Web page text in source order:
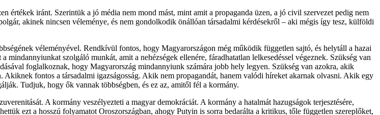
értékek iránt. Szerintük a jó média nem mond mást, mint amit a propaganda üzen, a jó civil szervezet pedig nem
akinek nincsen véleménye, és nem gondolkodik önállóan társadalmi kérdésekről – aki mégis így tesz, külföldi
véleményével. Rendkívül fontos, hogy Magyarországon még működik független sajtó, és helytáll a hazai
szolgáló munkát, amit a nehézségek ellenére, fáradhatatlan lelkesedéssel végeznek. Szükség van
foglalkoznak, hogy Magyarország mindannyiunk számára jobb hely legyen. Szükség van azokra, akik
Akiknek fontos a társadalmi igazságosság. Akik nem propagandát, hanem valódi híreket akarnak olvasni. Akik egy
Tudjuk, hogy ők vannak többségben, és ez az, amitől fél a kormány.
A kormány veszélyezteti a magyar demokráciát. A kormány a hatalmát hazugságok terjesztésére,
ezt a hosszú folyamatot Oroszországban, ahogy Putyin is sorra bedarálta a kritikus, tőle független szereplőket,